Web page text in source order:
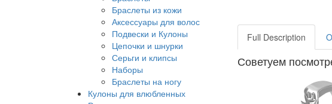
Браслеты из кожи
Аксессуары для волос
Подвески и Кулоны
Цепочки и шнурки
Серьги и клипсы
Наборы
Браслеты на ногу
Кулоны для влюбленных
Full Description
Советуем